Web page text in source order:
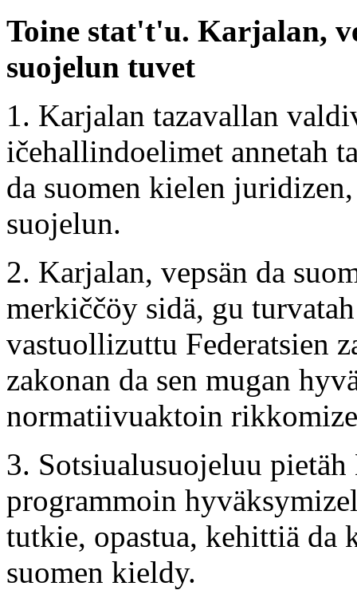
Toine stat't'u. Karjalan,
suojelun tuvet
1. Karjalan tazavallan
ičehallindoelimet annetah
da suomen kielen
suojelun.
2. Karjalan, vepsän da
merkiččöy sidä, gu
vastuollizuttu Federatsien
zakonan da sen mugan
normatiivuaktoin
3. Sotsiualusuojeluu
programmoin
tutkie, opastua, kehittiä da
suomen kieldy.